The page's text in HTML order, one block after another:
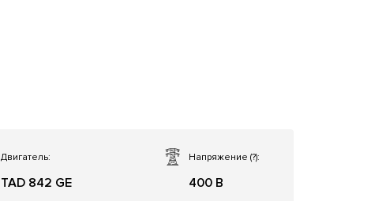
Двигатель:
TAD 842 GE
Напряжение(?):
400 В